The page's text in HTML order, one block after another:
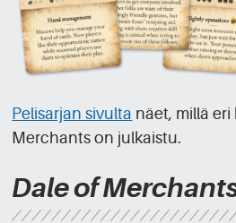
Pelisarjan sivulta näet, millä eri
Merchants on julkaistu.
Dale of